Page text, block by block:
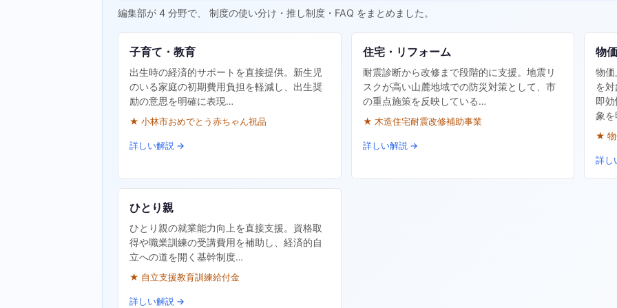
編集部が 4 分野で、 制度の使い分け・推し制度・FAQ をまとめました。
子育て・教育
出生時の経済的サポートを直接提供。新生児
のいる家庭の初期費用負担を軽減し、出生奨
励の意思を明確に表現…
★ 小林市おめでとう赤ちゃん祝品
詳しい解説 →
住宅・リフォーム
耐震診断から改修まで段階的に支援。地震リ
スクが高い山麓地域での防災対策として、市
の重点施策を反映している…
★ 木造住宅耐震改修補助事業
詳しい解説 →
物
物価
を
即
象
★ 物
詳し
ひとり親
ひとり親の就業能力向上を直接支援。資格取
得や職業訓練の受講費用を補助し、経済的自
立への道を開く基幹制度…
★ 自立支援教育訓練給付金
詳しい解説 →